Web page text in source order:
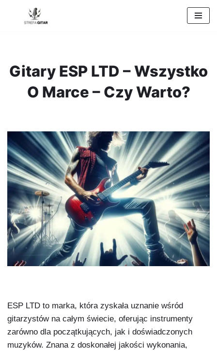
Przejdź
Gitary ESP LTD – Wszystko
O Marce – Czy Warto?
ESP LTD to marka, która zyskała uznanie wśród
gitarzystów na całym świecie, oferując instrumenty
zarówno dla początkujących, jak i doświadczonych
muzyków. Znana z doskonałej jakości wykonania,